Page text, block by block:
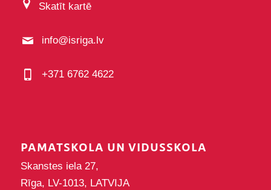
Skatīt kartē
info@isriga.lv
+371 6762 4622
PAMATSKOLA UN VIDUSSKOLA
Skanstes iela 27,
Rīga, LV-1013, LATVIJA